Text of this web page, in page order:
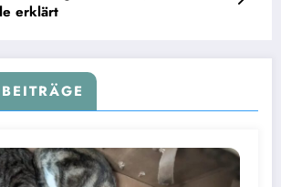
erklärt